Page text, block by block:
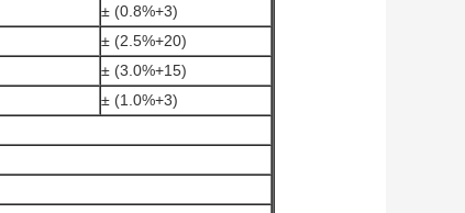
± (0.8%+3)
± (2.5%+20)
± (3.0%+15)
± (1.0%+3)